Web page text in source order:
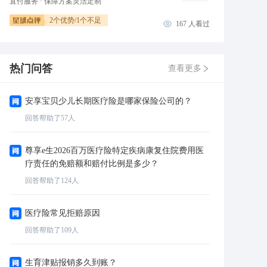
2个优势/1个不足 167 人看过
热门问答 查看更多
安享宝贝少儿长期医疗险是哪家保险公司的？
回答帮助了57人
尊享e生2026百万医疗险特定疾病康复住院费用医
疗责任的免赔额和赔付比例是多少？
回答帮助了 124人
医疗险常见拒赔原因
回答帮助了 109人
生育津贴报销多久到账？